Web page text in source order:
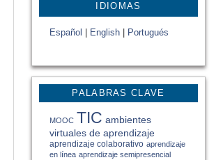
IDIOMAS
Español English Portugués
PALABRAS CLAVE
MOOC TIC ambientes
virtuales de aprendizaje
aprendizaje colaborativo aprendizaje
en línea aprendizaje semipresencial